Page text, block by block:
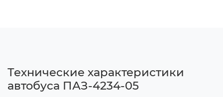
Технические характеристики
автобуса ПАЗ-4234-05